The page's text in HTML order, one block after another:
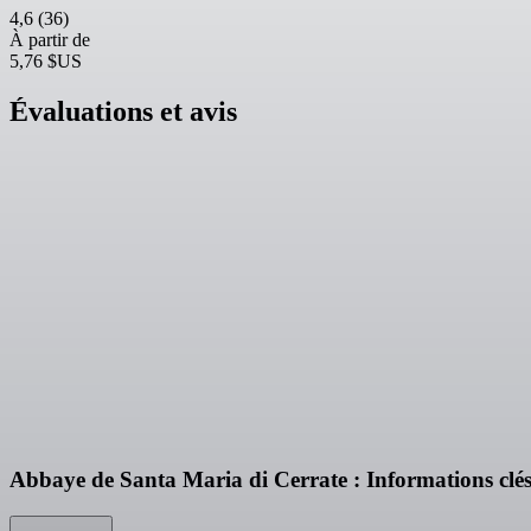
4,6 (36)
À partir de
5,76 $US
Évaluations et avis
Abbaye de Santa Maria di Cerrate : Informations clés